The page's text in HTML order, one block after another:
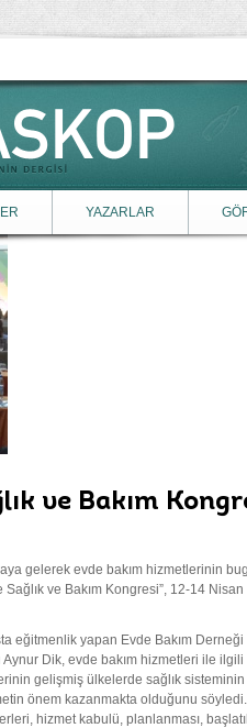
YAZARLAR
ve Bakım
gelerek evde bakım hizmetlerinin
Sağlık ve Bakım Kongresi”, 12-14
eğitmenlik yapan Evde Bakım
Dik, evde bakım hizmetleri ile
gelişmiş ülkelerde sağlık
önem kazanmakta olduğunu söyledi.
hizmet kabulü, planlanması,